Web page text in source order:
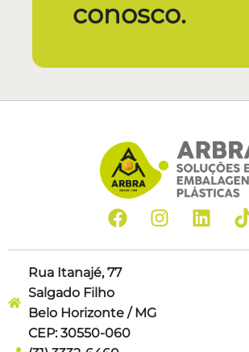
conosco.
Rua Itanajé, 77
Salgado Filho
Belo Horizonte / MG
CEP: 30550-060